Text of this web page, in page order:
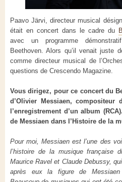
Paavo Järvi, directeur musical
était en concert dans le cadre du
avec un programme
Beethoven. Alors qu’il venait juste
comme directeur musical de
questions de Crescendo Magazine.
Vous dirigez, pour ce concert du
d’Olivier Messiaen,
l’enregistrement d’un album
de Messiaen dans l’Histoire de la
Pour moi, Messiaen est l’une des
l’histoire de la musique
Maurice Ravel et Claude Debussy,
après eux la figure de Messiaen